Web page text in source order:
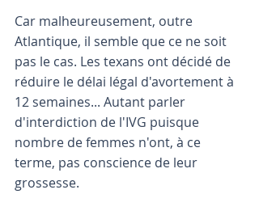
Car malheureusement, outre
Atlantique, il semble que ce ne soit
pas le cas. Les texans ont décidé de
réduire le délai légal d'avortement à
12 semaines... Autant parler
d'interdiction de l'IVG puisque
nombre de femmes n'ont, à ce
terme, pas conscience de leur
grossesse.